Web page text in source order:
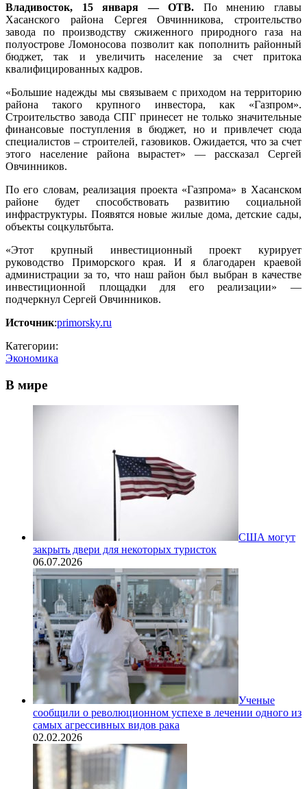
Владивосток, 15 января — ОТВ. По мнению главы
Хасанского района Сергея Овчинникова, строительство
завода по производству сжиженного природного газа на
полуострове Ломоносова позволит как пополнить районный
бюджет, так и увеличить население за счет притока
квалифицированных кадров.
«Большие надежды мы связываем с приходом на территорию
района такого крупного инвестора, как «Газпром».
Строительство завода СПГ принесет не только значительные
финансовые поступления в бюджет, но и привлечет сюда
специалистов – строителей, газовиков. Ожидается, что за счет
этого население района вырастет» — рассказал Сергей
Овчинников.
По его словам, реализация проекта «Газпрома» в Хасанском
районе будет способствовать развитию социальной
инфраструктуры. Появятся новые жилые дома, детские сады,
объекты соцкультбыта.
«Этот крупный инвестиционный проект курирует
руководство Приморского края. И я благодарен краевой
администрации за то, что наш район был выбран в качестве
инвестиционной площадки для его реализации» —
подчеркнул Сергей Овчинников.
Источник:primorsky.ru
Категории:
Экономика
В мире
США могут
закрыть двери для некоторых туристок
06.07.2026
Ученые
сообщили о революционном успехе в лечении одного из
самых агрессивных видов рака
02.02.2026